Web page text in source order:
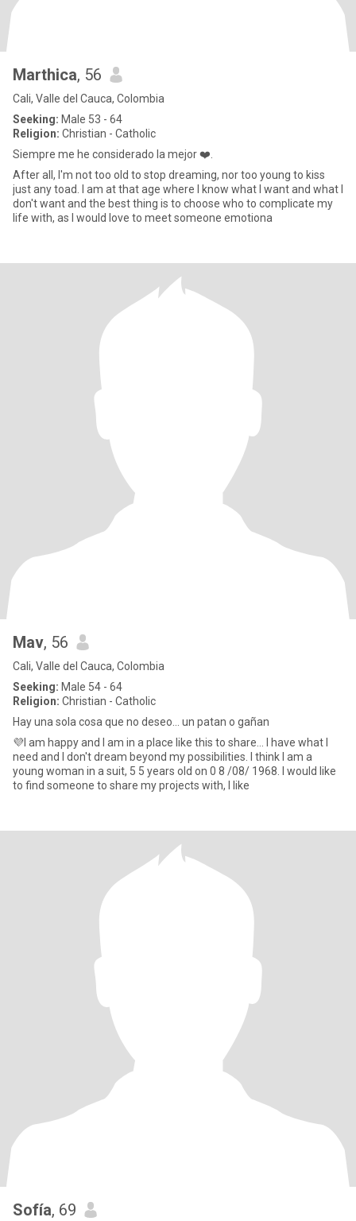
Marthica, 56
Cali, Valle del Cauca, Colombia
Seeking: Male 53 - 64
Religion: Christian - Catholic
Siempre me he considerado la mejor ❤️.
After all, I'm not too old to stop dreaming, nor too young to kiss
just any toad. I am at that age where I know what I want and what I
don't want and the best thing is to choose who to complicate my
life with, as I would love to meet someone emotiona
Mav, 56
Cali, Valle del Cauca, Colombia
Seeking: Male 54 - 64
Religion: Christian - Catholic
Hay una sola cosa que no deseo... un patan o gañan
💜I am happy and I am in a place like this to share... I have what I
need and I don't dream beyond my possibilities. I think I am a
young woman in a suit, 5 5 years old on 0 8 /08/ 1968. I would like
to find someone to share my projects with, I like
Sofía, 69